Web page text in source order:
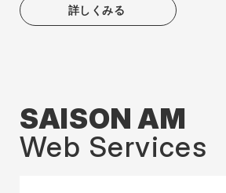
詳しくみる
SAISON AM
Web Services